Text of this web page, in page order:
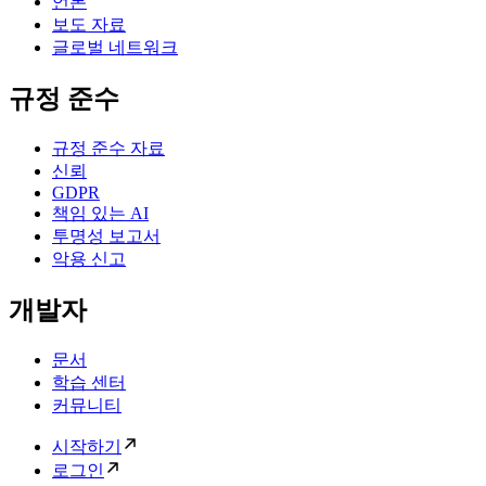
보도 자료
글로벌 네트워크
규정 준수
규정 준수 자료
신뢰
GDPR
책임 있는 AI
투명성 보고서
악용 신고
개발자
문서
학습 센터
커뮤니티
시작하기
로그인